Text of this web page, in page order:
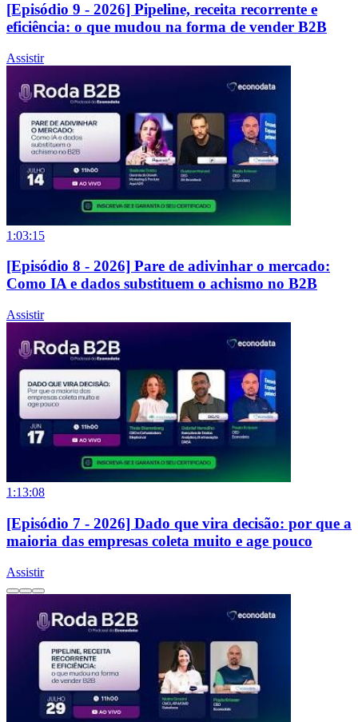
[Episódio 9 - 2026] Pipeline, receita recorrente e
eficiência: o que mudou na forma de vender B2B
Assistir
1:03:15
[Episódio 8 - 2026] Pare de adivinhar o mercado:
Como IA e dados substituem o achismo no B2B
Assistir
1:13:08
[Episódio 7 - 2026] Dado que vira decisão: por que a
maioria das empresas coleta muito e age pouco
Assistir